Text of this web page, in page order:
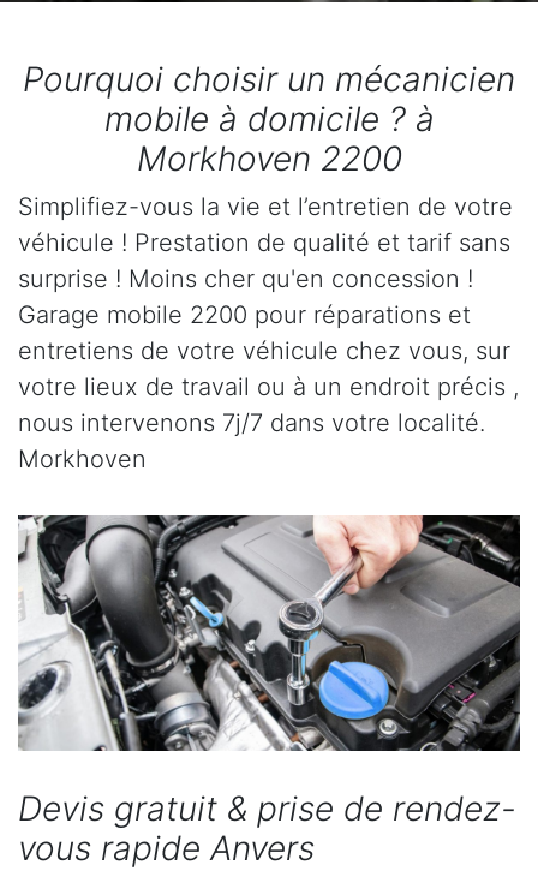
Pourquoi choisir un mécanicien
mobile à domicile ? à
Morkhoven 2200
Simplifiez-vous la vie et l’entretien de votre
véhicule ! Prestation de qualité et tarif sans
surprise ! Moins cher qu'en concession !
Garage mobile 2200 pour réparations et
entretiens de votre véhicule chez vous, sur
votre lieux de travail ou à un endroit précis ,
nous intervenons 7j/7 dans votre localité.
Morkhoven
Devis gratuit & prise de rendez-
vous rapide Anvers